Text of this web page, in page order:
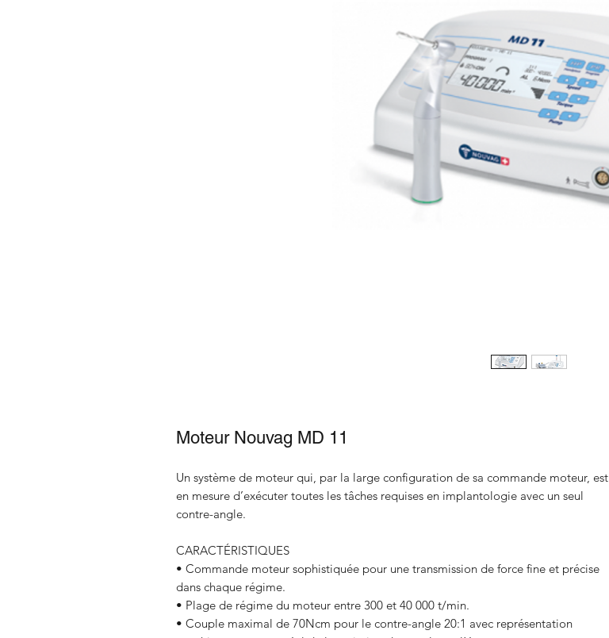
Moteur Nouvag MD 11
Un système de moteur qui, par la large configuration de sa commande moteur, est
en mesure d’exécuter toutes les tâches requises en implantologie avec un seul
contre-angle.
CARACTÉRISTIQUES
• Commande moteur sophistiquée pour une transmission de force fine et précise
dans chaque régime.
• Plage de régime du moteur entre 300 et 40 000 t/min.
• Couple maximal de 70Ncm pour le contre-angle 20:1 avec représentation